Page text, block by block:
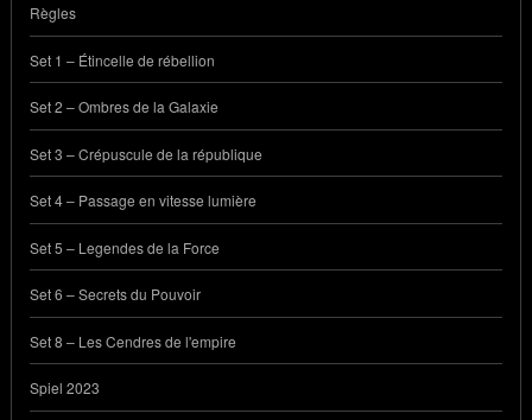
Règles
Set 1 – Étincelle de rébellion
Set 2 – Ombres de la Galaxie
Set 3 – Crépuscule de la république
Set 4 – Passage en vitesse lumière
Set 5 – Legendes de la Force
Set 6 – Secrets du Pouvoir
Set 8 – Les Cendres de l'empire
Spiel 2023